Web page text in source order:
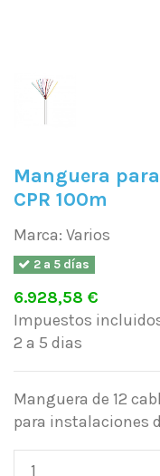
Manguera
CPR 100m
Marca: Varios
2 a 5 días
6.928,58 €
Impuestos
2 a 5 dias
Manguera de 12
para instalaciones